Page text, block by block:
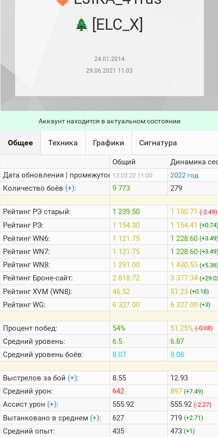
игроков
Статистика
стримеров
Информация
Онлайн
Цветовая
шкала
Теlegram
ВК
Портал
Мира
Танков
[ELC_X]
24.01.2014
29.06.2021 11:03
Аккаунт находится в актуальном состоянии
Общее Техника Графики Сигнатура
Дата обновления | промежуток:
Количество боёв (+):
РейтингРЭ старый:
РейтингРЭ:
РейтингWN6:
РейтингWN7:
РейтингWN8:
РейтингБроне-сайт:
РейтингXVM (WN8):
РейтингWG:
Процент побед:
Средний уровень:
Средний уровень боёв:
Выстрелов за бой (+):
Средний урон:
Ассист урон (+):
Вытанковано в среднем (+):
Средний опыт:
Общий
13.03.22 11:00
9 773
1 239.50
1 154.30
1 121.75
1 121.75
1 291.00
2 818.72
46.52
6 327.00
54%
6.5
8.07
8.55
642
555.92
627
435
Динамика
2022 год
279
1 150.71 (-2.49)
1 154.41
1 228.60
1 228.60
1 430.53
3 377.34
51.23 (+0.18)
6 327.00 (+3)
51.25% (-0.08)
6.87
8.08
12.93
897 (+7.49)
555.92 (-2.27)
719 (+2.71)
473 (+1)